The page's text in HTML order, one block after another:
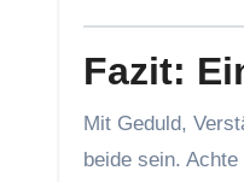
Fazit:
Mit Geduld,
beide sein.